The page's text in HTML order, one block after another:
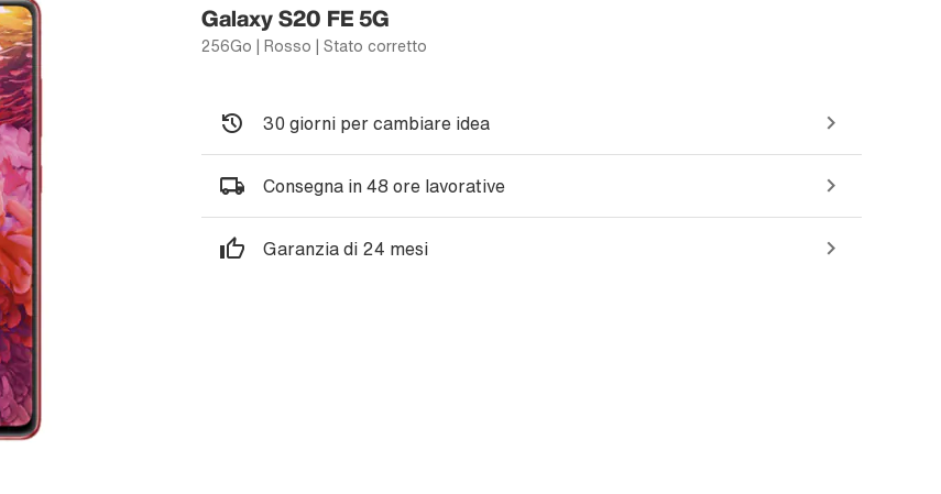
Galaxy S20 FE 5G
256Go | Rosso | Stato corretto
30 giorni per cambiare idea
Consegna in 48 ore lavorative
Garanzia di 24 mesi